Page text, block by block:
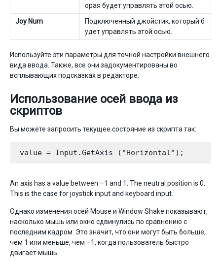
орая будет управлять этой осью.
Joy Num
Подключенный джойстик, который б
удет управлять этой осью.
Используйте эти параметры для точной настройки внешнего
вида ввода. Также, все они задокументированы во
всплывающих подсказках в редакторе.
Использование осей ввода из
скриптов
Вы можете запросить текущее состояние из скрипта так:
An axis has a value between –1 and 1. The neutral position is 0.
This is the case for joystick input and keyboard input.
Однако изменения осей Mouse и Window Shake показывают,
насколько мышь или окно сдвинулись по сравнению с
последним кадром. Это значит, что они могут быть больше,
чем 1 или меньше, чем –1, когда пользователь быстро
двигает мышь.